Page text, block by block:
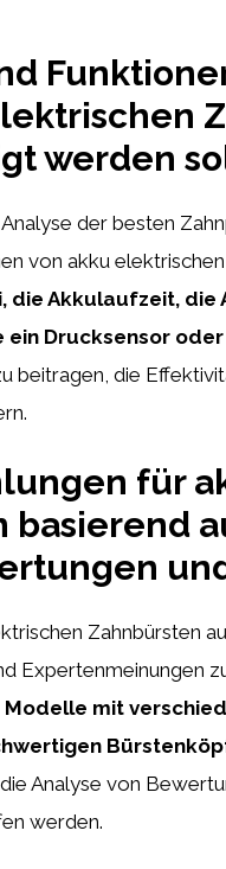
werden
der besten
von akku
die Akkulaufzeit,
Drucksensor
beitragen, die
für
basierend
Zahnbürsten
Expertenmeinungen
Modelle mit
Analyse von
werden.